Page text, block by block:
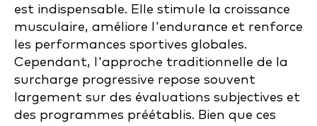
est indispensable. Elle stimule la croissance
musculaire, améliore l'endurance et renforce
les performances sportives globales.
Cependant, l'approche traditionnelle de la
surcharge progressive repose souvent
largement sur des évaluations subjectives et
des programmes préétablis. Bien que ces